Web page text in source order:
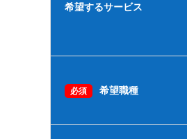
希望するサービス
必須 希望職種